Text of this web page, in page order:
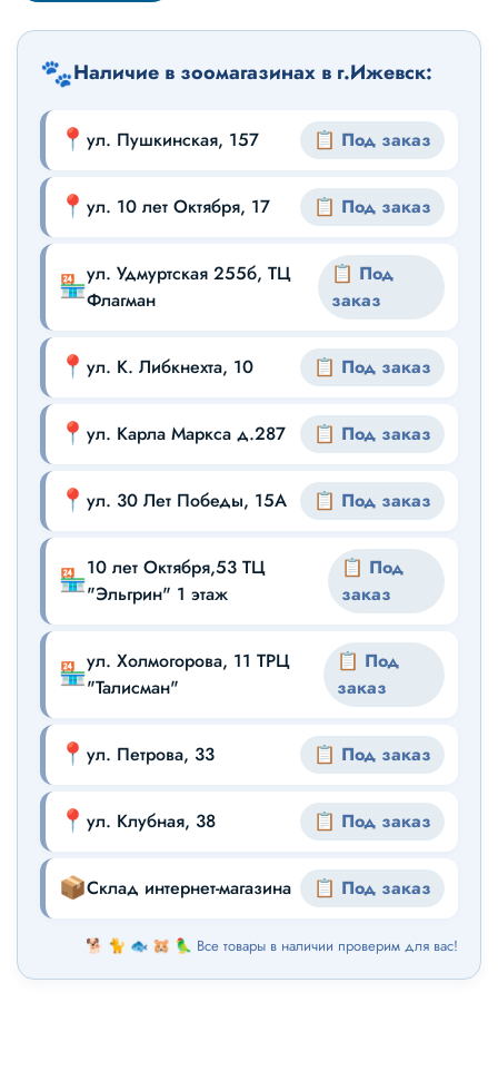
🐾Наличие в зоомагазинах в г.Ижевск:
📍 ул. Пушкинская, 157 📋 Под заказ
📍 ул. 10 лет Октября, 17 📋 Под заказ
🏪ул. Удмуртская 255б, ТЦ
Флагман
📋 Под
заказ
📍 ул. К. Либкнехта, 10 📋 Под заказ
📍 ул. Карла Маркса д.287 📋 Под заказ
📍 ул. 30 Лет Победы, 15А 📋 Под заказ
🏪10 лет Октября,53 ТЦ
"Эльгрин" 1 этаж
📋 Под
заказ
🏪ул. Холмогорова, 11 ТРЦ
"Талисман"
📋 Под
заказ
📍 ул. Петрова, 33 📋 Под заказ
📍 ул. Клубная, 38 📋 Под заказ
📦Склад интернет-магазина 📋 Под заказ
🐕 🐈 🐟 🐹 🦜 Все товары в наличии проверим для вас!